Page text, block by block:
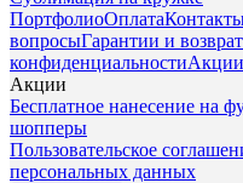
ПортфолиоОплата
вопросыГарантии и возврат
конфиденциальностиАкции
Акции
Бесплатное нанесение на
шопперы
Пользовательское
персональных данных